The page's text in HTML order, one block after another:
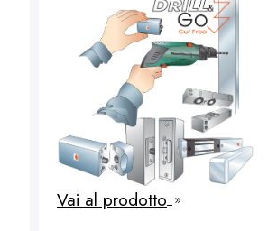
Vai al prodotto 9